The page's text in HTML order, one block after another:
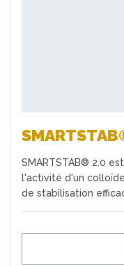
SMARTSTAB® 2.0
l'activité d'un
de stabilisation